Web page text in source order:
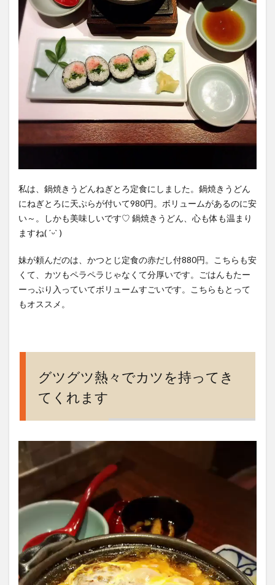
私は、鍋焼きうどんねぎとろ定食にしました。鍋焼きうどん
にねぎとろに天ぷらが付いて980円。ボリュームがあるのに安
い～。しかも美味しいです♡ 鍋焼きうどん、心も体も温まり
ますね( ˊᵕˋ )
妹が頼んだのは、かつとじ定食の赤だし付880円。こちらも安
くて、カツもペラペラじゃなくて分厚いです。ごはんもたー
ーっぷり入っていてボリュームすごいです。こちらもとって
もオススメ。
グツグツ熱々でカツを持ってき
てくれます
動
画
プ
ー